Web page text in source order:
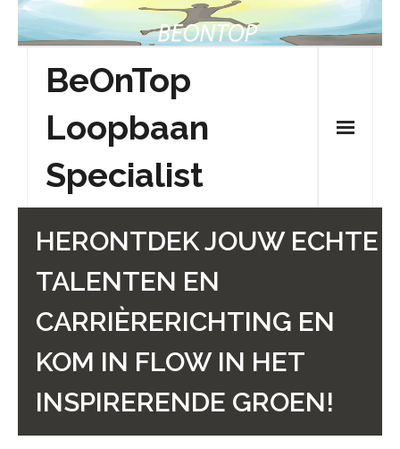
Skip
to
BeOnTop
Loopbaan
Specialist
HERONTDEK JOUW ECHTE
TALENTEN EN
CARRIÈRERICHTING EN
KOM IN FLOW IN HET
INSPIRERENDE GROEN!